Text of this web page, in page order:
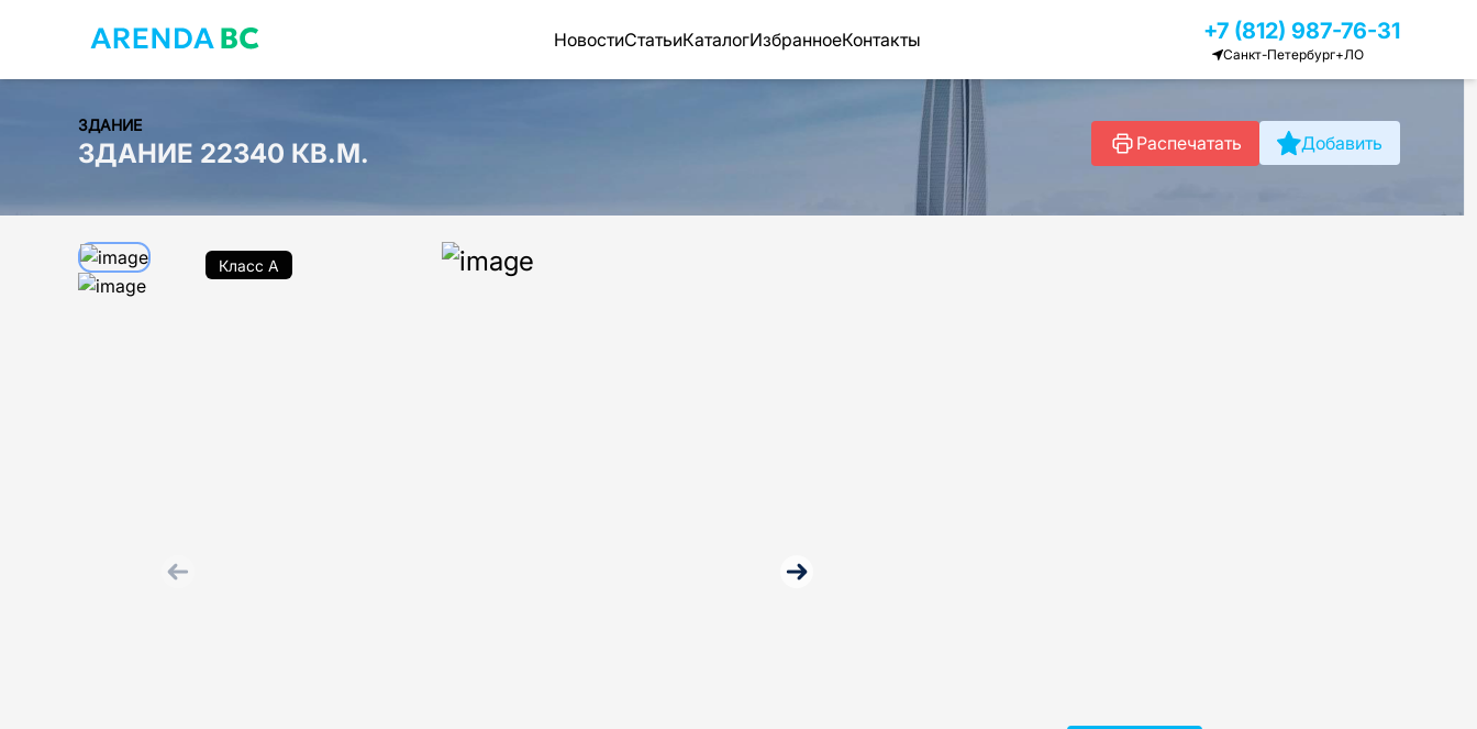
НовостиСтатьиКаталогИзбранноеКонтакты +7 (812) 987-76-31
Санкт-Петербург+ЛО
ЗДАНИЕ
ЗДАНИЕ 22340 КВ.М. Распечатать Добавить
Класс A